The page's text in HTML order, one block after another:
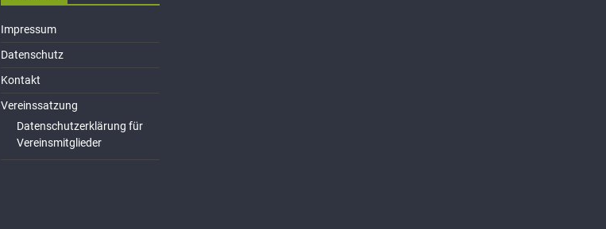
Impressum
Datenschutz
Kontakt
Vereinssatzung
Datenschutzerklärung für
Vereinsmitglieder